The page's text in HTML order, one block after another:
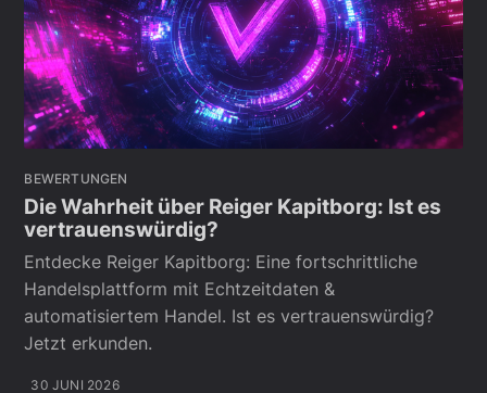
BEWERTUNGEN
Die Wahrheit über Reiger Kapitborg: Ist es
vertrauenswürdig?
Entdecke Reiger Kapitborg: Eine fortschrittliche
Handelsplattform mit Echtzeitdaten &
automatisiertem Handel. Ist es vertrauenswürdig?
Jetzt erkunden.
30 JUNI 2026